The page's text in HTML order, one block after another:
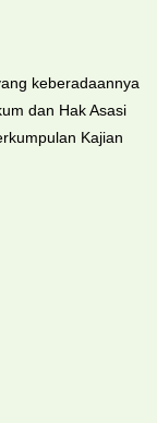
keberadaannya
dan Hak Asasi
Kajian